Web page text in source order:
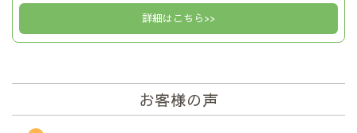
詳細はこちら>>
お客様の声